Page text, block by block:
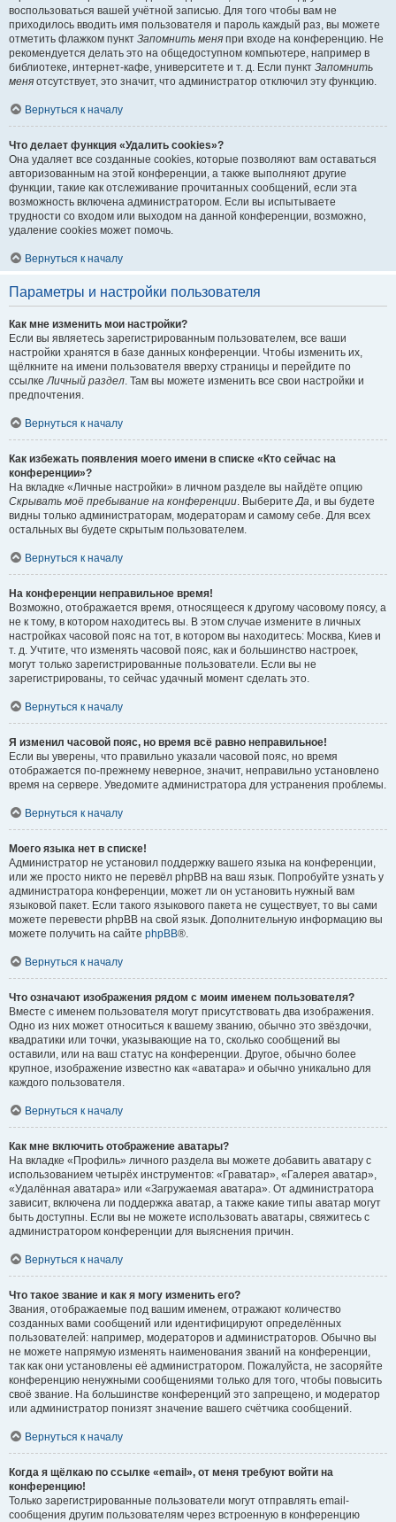
воспользоваться вашей учётной записью. Для того чтобы вам не
приходилось вводить имя пользователя и пароль каждый раз, вы можете
отметить флажком пункт Запомнить меня при входе на конференцию. Не
рекомендуется делать это на общедоступном компьютере, например в
библиотеке, интернет-кафе, университете и т. д. Если пункт Запомнить
меня отсутствует, это значит, что администратор отключил эту функцию.
Вернуться к началу
Что делает функция «Удалить cookies»?
Она удаляет все созданные cookies, которые позволяют вам оставаться
авторизованным на этой конференции, а также выполняют другие
функции, такие как отслеживание прочитанных сообщений, если эта
возможность включена администратором. Если вы испытываете
трудности со входом или выходом на данной конференции, возможно,
удаление cookies может помочь.
Вернуться к началу
Параметры и настройки пользователя
Как мне изменить мои настройки?
Если вы являетесь зарегистрированным пользователем, все ваши
настройки хранятся в базе данных конференции. Чтобы изменить их,
щёлкните на имени пользователя вверху страницы и перейдите по
ссылкеЛичный раздел. Там вы можете изменить все свои настройки и
предпочтения.
Вернуться к началу
Как избежать появления моего имени в списке «Кто сейчас на
конференции»?
На вкладке «Личные настройки» в личном разделе вы найдёте опцию
Скрывать моё пребывание на конференции. ВыберитеДа, и вы будете
видны только администраторам, модераторам и самому себе. Для всех
остальных вы будете скрытым пользователем.
Вернуться к началу
На конференции неправильное время!
Возможно, отображается время, относящееся к другому часовому поясу, а
не к тому, в котором находитесь вы. В этом случае измените в личных
настройках часовой пояс на тот, в котором вы находитесь: Москва, Киев и
т. д. Учтите, что изменять часовой пояс, как и большинство настроек,
могут только зарегистрированные пользователи. Если вы не
зарегистрированы, то сейчас удачный момент сделать это.
Вернуться к началу
Я изменил часовой пояс, но время всё равно неправильное!
Если вы уверены, что правильно указали часовой пояс, но время
отображается по-прежнему неверное, значит, неправильно установлено
время на сервере. Уведомите администратора для устранения проблемы.
Вернуться к началу
Моего языка нет в списке!
Администратор не установил поддержку вашего языка на конференции,
или же просто никто не перевёл phpBB на ваш язык. Попробуйте узнать у
администратора конференции, может ли он установить нужный вам
языковой пакет. Если такого языкового пакета не существует, то вы сами
можете перевести phpBB на свой язык. Дополнительную информацию вы
можете получить на сайте phpBB®.
Вернуться к началу
Что означают изображения рядом с моим именем пользователя?
Вместе с именем пользователя могут присутствовать два изображения.
Одно из них может относиться к вашему званию, обычно это звёздочки,
квадратики или точки, указывающие на то, сколько сообщений вы
оставили, или на ваш статус на конференции. Другое, обычно более
крупное, изображение известно как «аватара» и обычно уникально для
каждого пользователя.
Вернуться к началу
Как мне включить отображение аватары?
На вкладке «Профиль» личного раздела вы можете добавить аватару с
использованием четырёх инструментов: «Граватар», «Галерея аватар»,
«Удалённая аватара» или «Загружаемая аватара». От администратора
зависит, включена ли поддержка аватар, а также какие типы аватар могут
быть доступны. Если вы не можете использовать аватары, свяжитесь с
администратором конференции для выяснения причин.
Вернуться к началу
Что такое звание и как я могу изменить его?
Звания, отображаемые под вашим именем, отражают количество
созданных вами сообщений или идентифицируют определённых
пользователей: например, модераторов и администраторов. Обычно вы
не можете напрямую изменять наименования званий на конференции,
так как они установлены её администратором. Пожалуйста, не засоряйте
конференцию ненужными сообщениями только для того, чтобы повысить
своё звание. На большинстве конференций это запрещено, и модератор
или администратор понизят значение вашего счётчика сообщений.
Вернуться к началу
Когда я щёлкаю по ссылке «email», от меня требуют войти на
конференцию!
Только зарегистрированные пользователи могут отправлять email-
сообщения другим пользователям через встроенную в конференцию